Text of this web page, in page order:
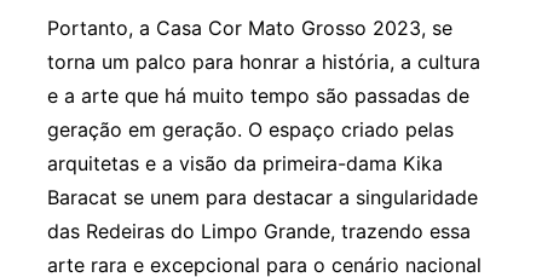
Portanto, a Casa Cor Mato Grosso 2023, se
torna um palco para honrar a história, a cultura
e a arte que há muito tempo são passadas de
geração em geração. O espaço criado pelas
arquitetas e a visão da primeira-dama Kika
Baracat se unem para destacar a singularidade
das Redeiras do Limpo Grande, trazendo essa
arte rara e excepcional para o cenário nacional